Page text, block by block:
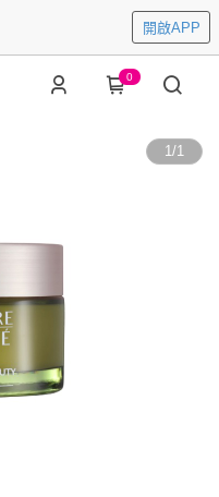
開啟APP
0
1/1